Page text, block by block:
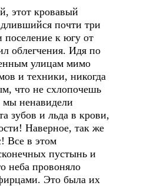
этот кровавый
почти три
поселение к югу от
облегчения. Идя по
улицам мимо
и техники, никогда
что не схлопочешь
ненавидели
зубов и льда в крови,
Наверное, так же
Все в этом
пустынь и
неба провоняло
Это была их